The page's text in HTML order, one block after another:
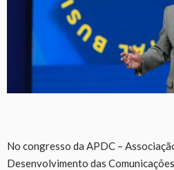
No congresso da APDC –
Desenvolvimento das